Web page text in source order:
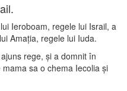
Ieroboam, regele lui Israil, a
Amaţia, regele lui Iuda.
rege, şi a domnit în
sa o chema Iecolia şi